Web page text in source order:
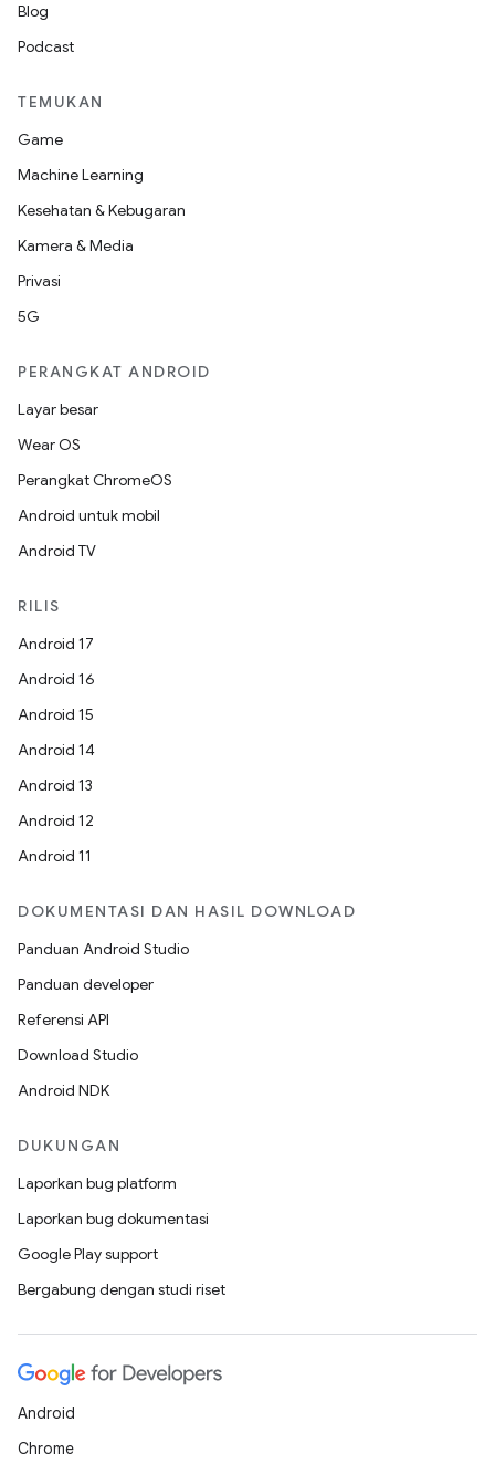
Blog
Podcast
TEMUKAN
Game
Machine Learning
Kesehatan & Kebugaran
Kamera & Media
Privasi
5G
PERANGKAT ANDROID
Layar besar
Wear OS
Perangkat ChromeOS
Android untuk mobil
Android TV
RILIS
Android 17
Android 16
Android 15
Android 14
Android 13
Android 12
Android 11
DOKUMENTASI DAN HASIL DOWNLOAD
Panduan Android Studio
Panduan developer
Referensi API
Download Studio
Android NDK
DUKUNGAN
Laporkan bug platform
Laporkan bug dokumentasi
Google Play support
Bergabung dengan studi riset
Android
Chrome